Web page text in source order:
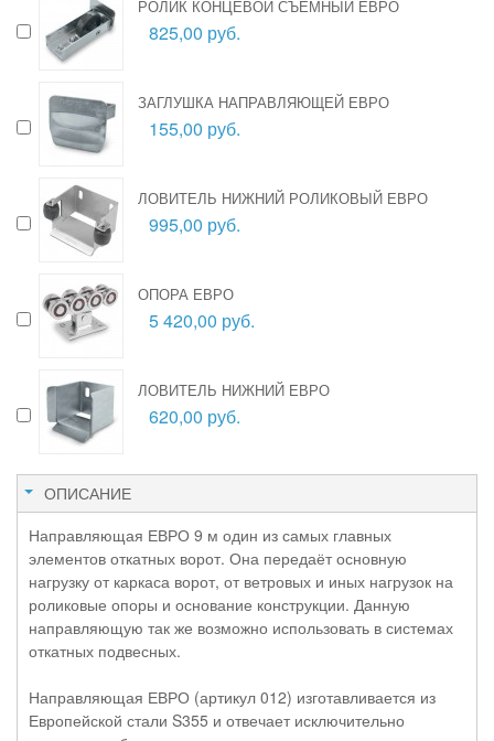
РОЛИК КОНЦЕВОЙ СЪЕМНЫЙ ЕВРО
825,00 руб.
ЗАГЛУШКА НАПРАВЛЯЮЩЕЙ ЕВРО
155,00 руб.
ЛОВИТЕЛЬ НИЖНИЙ РОЛИКОВЫЙ ЕВРО
995,00 руб.
ОПОРА ЕВРО
5 420,00 руб.
ЛОВИТЕЛЬ НИЖНИЙ ЕВРО
620,00 руб.
ОПИСАНИЕ
Направляющая ЕВРО 9 м один из самых главных
элементов откатных ворот. Она передаёт основную
нагрузку от каркаса ворот, от ветровых и иных нагрузок на
роликовые опоры и основание конструкции. Данную
направляющую так же возможно использовать в системах
откатных подвесных.
Направляющая ЕВРО (артикул 012) изготавливается из
Европейской стали S355 и отвечает исключительно